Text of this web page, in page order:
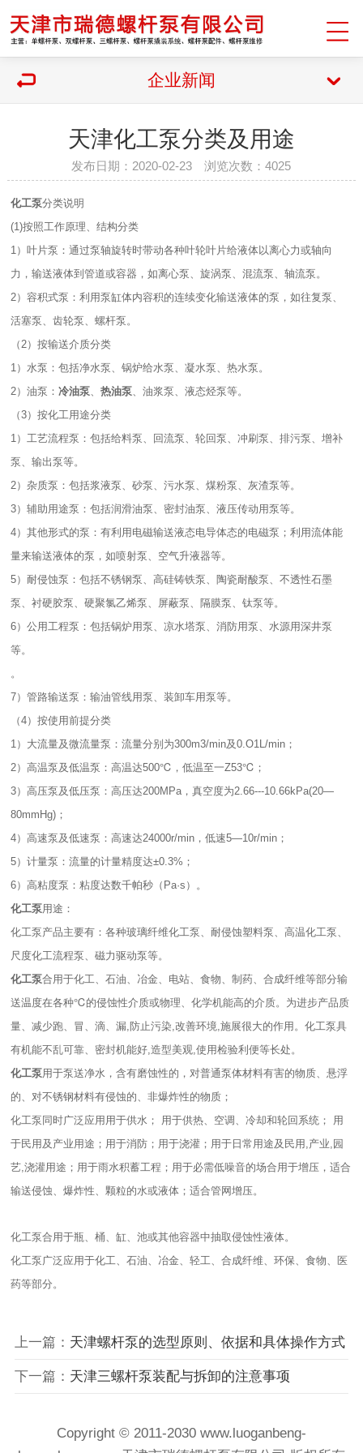
企业新闻
天津化工泵分类及用途
发布日期：2020-02-23 浏览次数：4025
化工泵分类说明
(1)按照工作原理、结构分类
1）叶片泵：通过泵轴旋转时带动各种叶轮叶片给液体以离心力或轴向
力，输送液体到管道或容器，如离心泵、旋涡泵、混流泵、轴流泵。
2）容积式泵：利用泵缸体内容积的连续变化输送液体的泵，如往复泵、
活塞泵、齿轮泵、螺杆泵。
（2）按输送介质分类
1）水泵：包括净水泵、锅炉给水泵、凝水泵、热水泵。
2）油泵：冷油泵、热油泵、油浆泵、液态烃泵等。
（3）按化工用途分类
1）工艺流程泵：包括给料泵、回流泵、轮回泵、冲刷泵、排污泵、增补
泵、输出泵等。
2）杂质泵：包括浆液泵、砂泵、污水泵、煤粉泵、灰渣泵等。
3）辅助用途泵：包括润滑油泵、密封油泵、液压传动用泵等。
4）其他形式的泵：有利用电磁输送液态电导体态的电磁泵；利用流体能
量来输送液体的泵，如喷射泵、空气升液器等。
5）耐侵蚀泵：包括不锈钢泵、高硅铸铁泵、陶瓷耐酸泵、不透性石墨
泵、衬硬胶泵、硬聚氯乙烯泵、屏蔽泵、隔膜泵、钛泵等。
6）公用工程泵：包括锅炉用泵、凉水塔泵、消防用泵、水源用深井泵
等。
。
7）管路输送泵：输油管线用泵、装卸车用泵等。
（4）按使用前提分类
1）大流量及微流量泵：流量分别为300m3/min及0.O1L/min；
2）高温泵及低温泵：高温达500℃，低温至一Z53℃；
3）高压泵及低压泵：高压达200MPa，真空度为2.66---10.66kPa(20—
80mmHg)；
4）高速泵及低速泵：高速达24000r/min，低速5—10r/min；
5）计量泵：流量的计量精度达±0.3%；
6）高粘度泵：粘度达数千帕秒（Pa·s）。
化工泵用途：
化工泵产品主要有：各种玻璃纤维化工泵、耐侵蚀塑料泵、高温化工泵、
尺度化工流程泵、磁力驱动泵等。
化工泵合用于化工、石油、冶金、电站、食物、制药、合成纤维等部分输
送温度在各种℃的侵蚀性介质或物理、化学机能高的介质。为进步产品质
量、减少跑、冒、滴、漏,防止污染,改善环境,施展很大的作用。化工泵具
有机能不乱可靠、密封机能好,造型美观,使用检验利便等长处。
化工泵用于泵送净水，含有磨蚀性的，对普通泵体材料有害的物质、悬浮
的、对不锈钢材料有侵蚀的、非爆炸性的物质；
化工泵同时广泛应用用于供水； 用于供热、空调、冷却和轮回系统； 用
于民用及产业用途；用于消防；用于浇灌；用于日常用途及民用,产业,园
艺,浇灌用途；用于雨水积蓄工程；用于必需低噪音的场合用于增压，适合
输送侵蚀、爆炸性、颗粒的水或液体；适合管网增压。
化工泵合用于瓶、桶、缸、池或其他容器中抽取侵蚀性液体。
化工泵广泛应用于化工、石油、冶金、轻工、合成纤维、环保、食物、医
药等部分。
上一篇： 天津螺杆泵的选型原则、依据和具体操作方式
下一篇： 天津三螺杆泵装配与拆卸的注意事项
Copyright © 2011-2030 www.luoganbeng-